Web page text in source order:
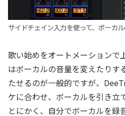
サイドチェイン入力を使って、ボーカ
歌い始めをオートメーションで
はボーカルの音量を変えたりす
たせるのが一般的ですが、
ケに合わせ、ボーカルを引き立
とにかく、自分でボーカルを録